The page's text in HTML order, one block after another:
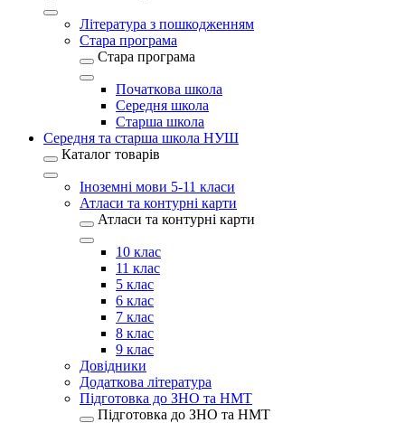
Література з пошкодженням
Стара програма
Стара програма
Початкова школа
Середня школа
Старша школа
Середня та старша школа НУШ
Каталог товарів
Іноземні мови 5-11 класи
Атласи та контурні карти
Атласи та контурні карти
10 клас
11 клас
5 клас
6 клас
7 клас
8 клас
9 клас
Довідники
Додаткова література
Підготовка до ЗНО та НМТ
Підготовка до ЗНО та НМТ